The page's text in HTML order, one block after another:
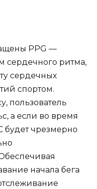
PPG —
сердечного ритма,
сердечных
спортом.
пользователь
а если во время
будет чрезмерно
начала бега